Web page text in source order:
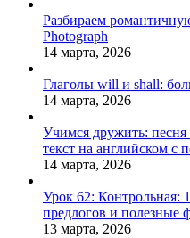
Разбираем
Photograph
14 марта, 2026
Глаголы will и shall:
14 марта, 2026
Учимся дружить: песня
текст на английском с
14 марта, 2026
Урок 62: Контрольная:
предлогов и полезные
13 марта, 2026